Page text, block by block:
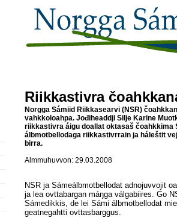
Riikkastivra
Norgga Sámiid Riikkasearvi (NSR)
vahkkoloahpa. Jođiheaddji Silje Karine
riikkastivra áigu doallat oktasaš čoahkkima
álbmotbellodaga riikkastivrrain ja háleštit
birra.
Almmuhuvvon: 29.03.2008
NSR ja Sámeálbmotbellodat adnojuvvojit
ja lea ovttabargan máŋga válgabiires. Go
Sámedikkis, de lei Sámi álbmotbellodat
geatnegahtti ovttasbarggus.